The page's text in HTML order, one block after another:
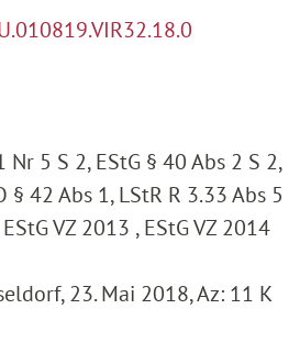
Nr 5 S 2, EStG § 40 Abs 2 S 2,
§ 42 Abs 1, LStR R 3.33 Abs 5
VZ 2013 , EStG VZ 2014
23. Mai 2018, Az: 11 K